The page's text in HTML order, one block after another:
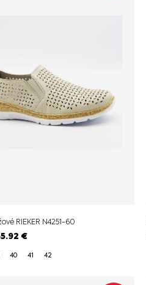
RIEKER N4251-60
€
40 41 42